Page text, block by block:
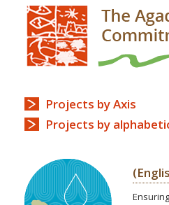
Projects by Axis
Projects by